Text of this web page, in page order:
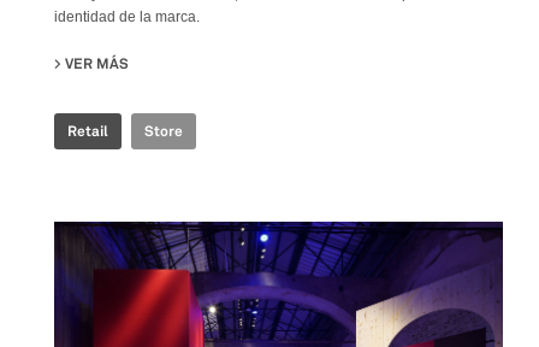
identidad de la marca.
VER MÁS
Retail Store